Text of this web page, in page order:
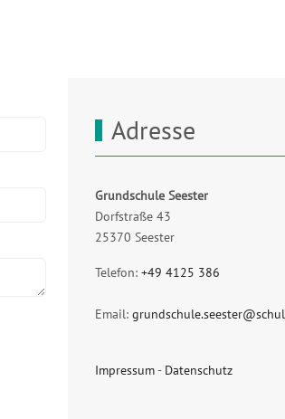
Adresse
Grundschule Seester
Dorfstraße 43
25370 Seester
Telefon: +49 4125 386
Email:
Impressum- Datenschutz